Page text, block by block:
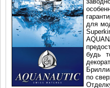
для
будь
по